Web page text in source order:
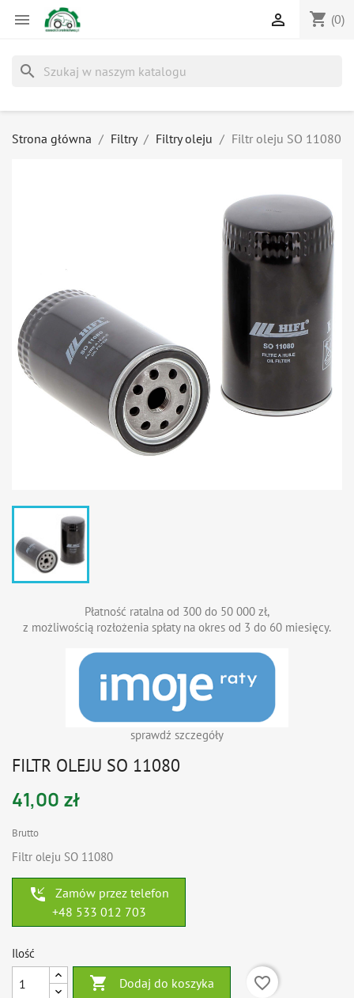
 shopping_cart (0)

search
Strona główna Filtry Filtry oleju Filtr oleju SO 11080
Płatność ratalna od 300 do 50 000 zł,
z możliwością rozłożenia spłaty na okres od 3 do 60 miesięcy.
sprawdź szczegóły
FILTR OLEJU SO 11080
41,00 zł
Brutto
Filtr oleju SO 11080
phone_callback
Zamów przez telefon
+48 533 012 703
Ilość
 Dodaj do koszyka
favorite_border